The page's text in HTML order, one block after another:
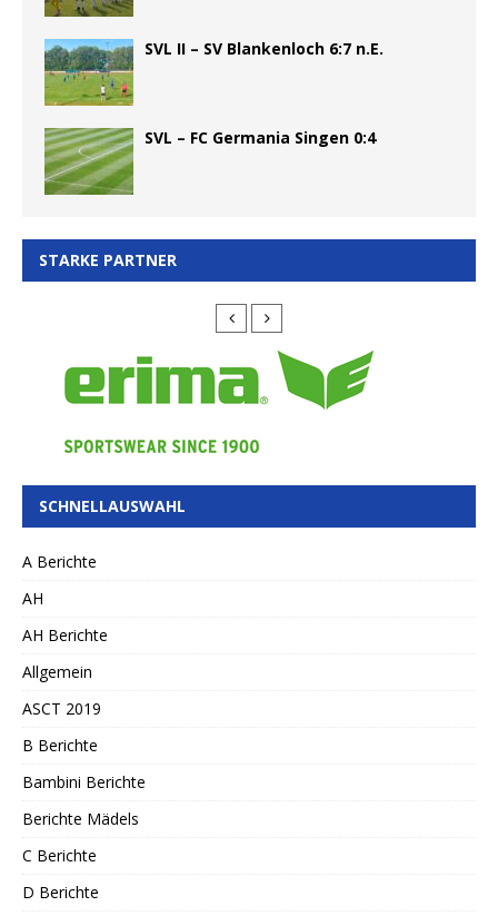
SVL II – SV Blankenloch 6:7 n.E.
SVL – FC Germania Singen 0:4
STARKE PARTNER
SCHNELLAUSWAHL
A Berichte
AH
AH Berichte
Allgemein
ASCT 2019
B Berichte
Bambini Berichte
Berichte Mädels
C Berichte
D Berichte